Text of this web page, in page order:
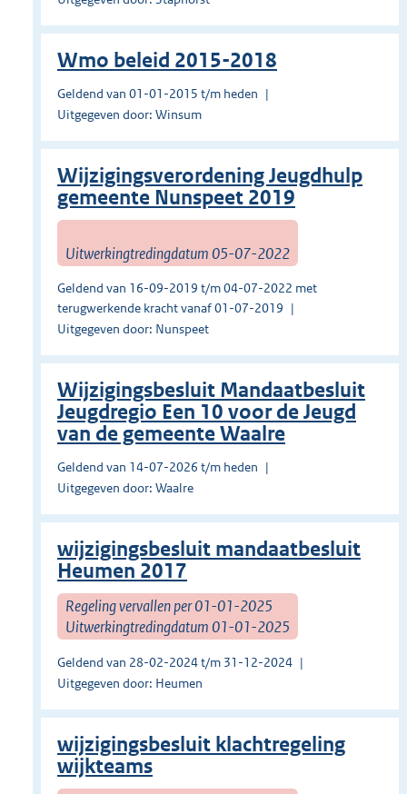
Wmo beleid 2015-2018
Geldend van 01-01-2015 t/m heden
Uitgegeven door: Winsum
Wijzigingsverordening Jeugdhulp
gemeente Nunspeet 2019
Uitwerkingtredingdatum 05-07-2022
Geldend van 16-09-2019 t/m 04-07-2022 met
terugwerkende kracht vanaf 01-07-2019
Uitgegeven door: Nunspeet
Wijzigingsbesluit Mandaatbesluit
Jeugdregio Een 10 voor de Jeugd
van de gemeente Waalre
Geldend van 14-07-2026 t/m heden
Uitgegeven door: Waalre
wijzigingsbesluit mandaatbesluit
Heumen 2017
Regeling vervallen per 01-01-2025
Uitwerkingtredingdatum 01-01-2025
Geldend van 28-02-2024 t/m 31-12-2024
Uitgegeven door: Heumen
wijzigingsbesluit klachtregeling
wijkteams